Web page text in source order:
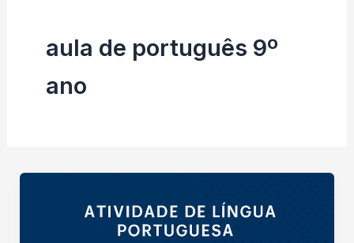
aula de português 9º
ano